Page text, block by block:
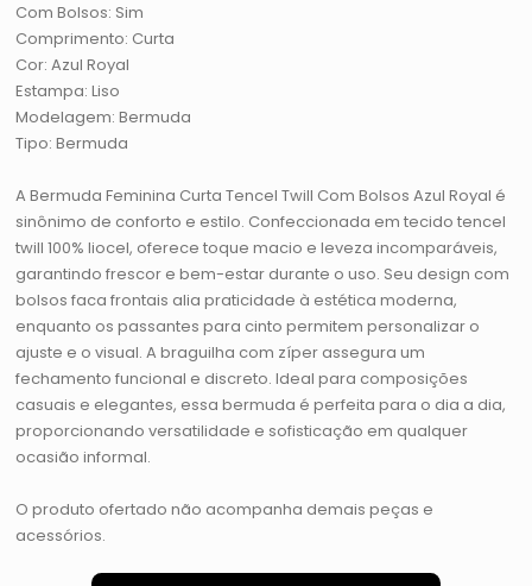
Com Bolsos: Sim
Comprimento: Curta
Cor: Azul Royal
Estampa: Liso
Modelagem: Bermuda
Tipo: Bermuda
A Bermuda Feminina Curta Tencel Twill Com Bolsos Azul Royal é
sinônimo de conforto e estilo. Confeccionada em tecido tencel
twill 100% liocel, oferece toque macio e leveza incomparáveis,
garantindo frescor e bem-estar durante o uso. Seu design com
bolsos faca frontais alia praticidade à estética moderna,
enquanto os passantes para cinto permitem personalizar o
ajuste e o visual. A braguilha com zíper assegura um
fechamento funcional e discreto. Ideal para composições
casuais e elegantes, essa bermuda é perfeita para o dia a dia,
proporcionando versatilidade e sofisticação em qualquer
ocasião informal.
O produto ofertado não acompanha demais peças e
acessórios.